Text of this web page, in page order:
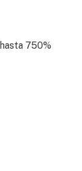
750%